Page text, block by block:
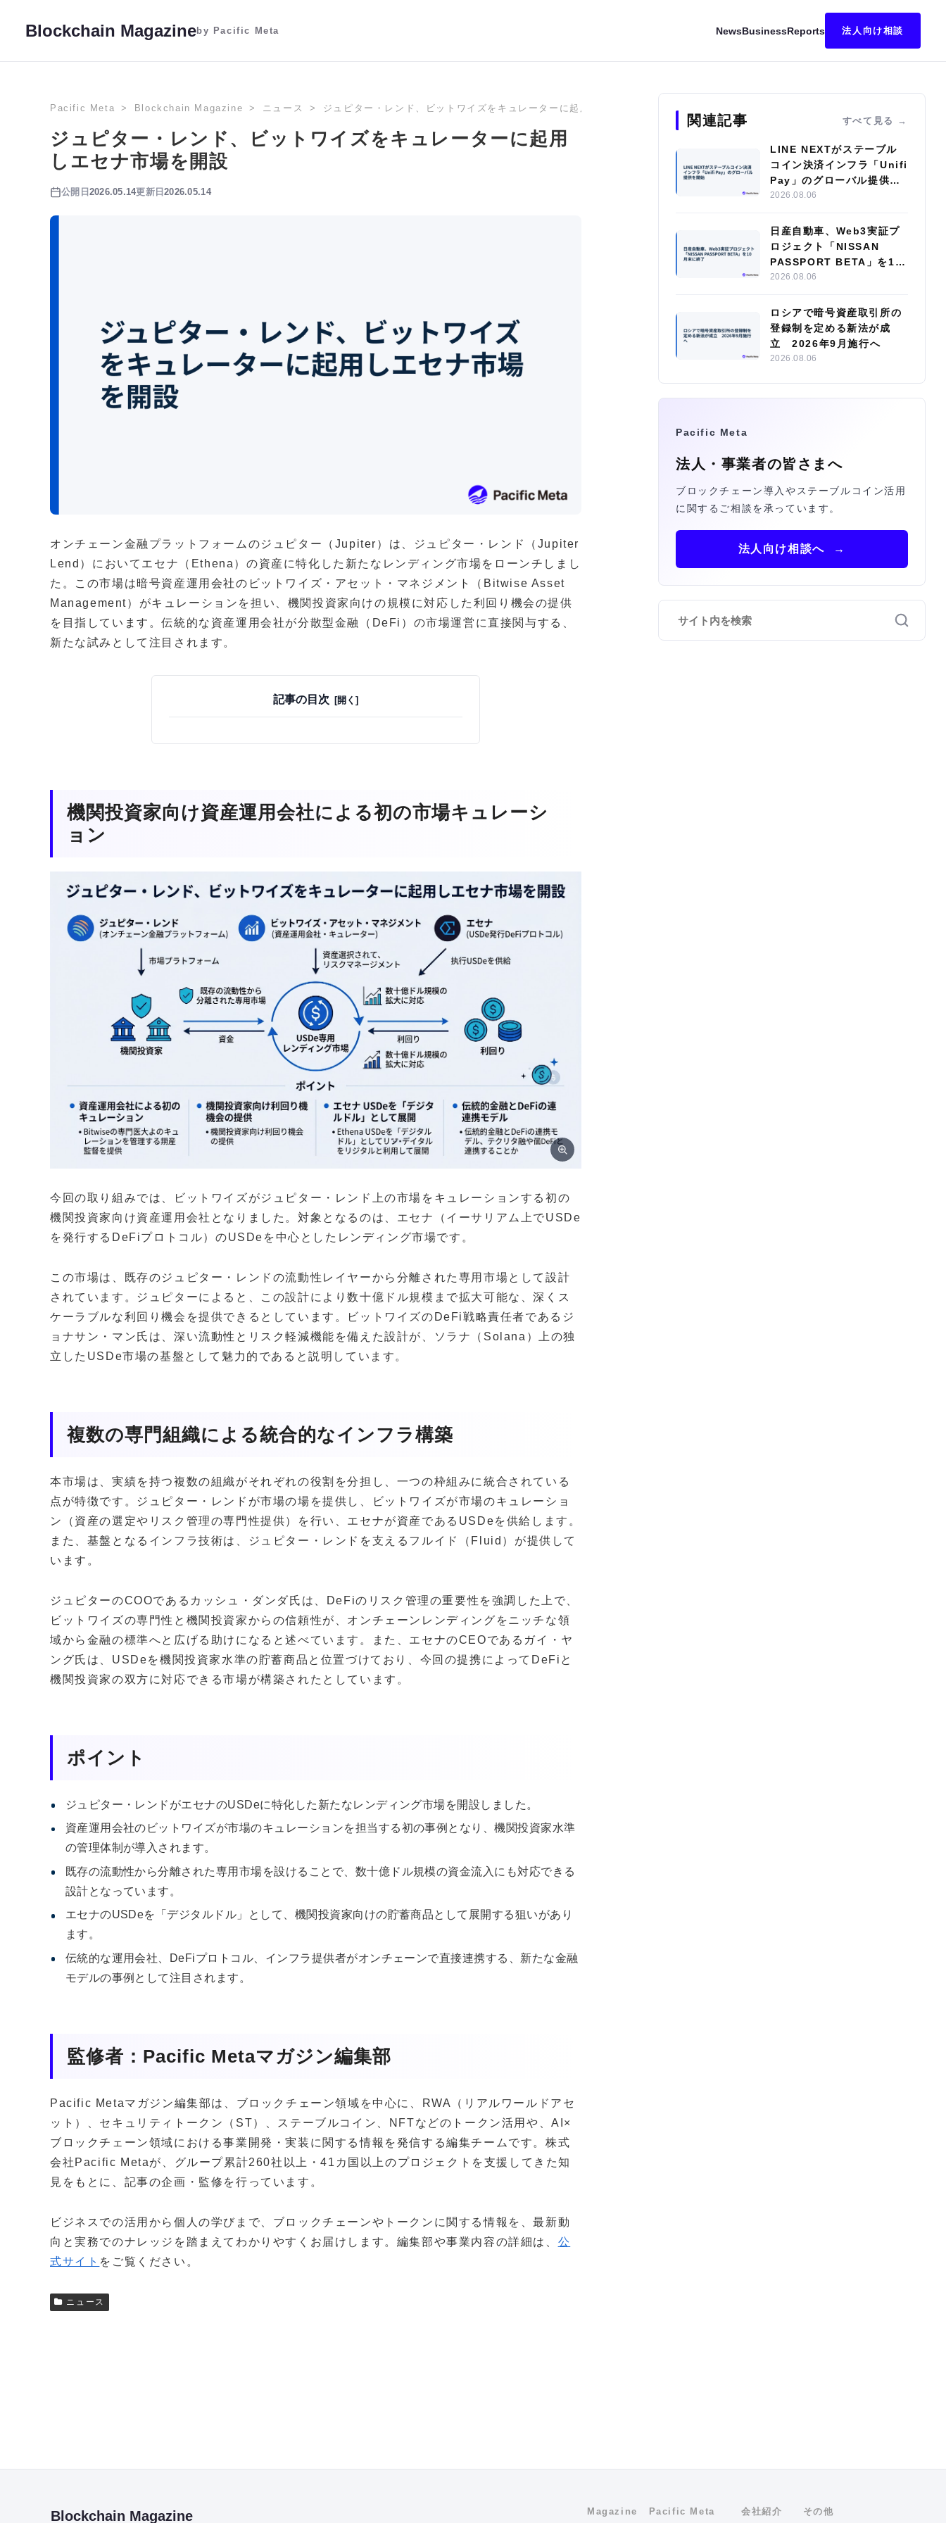
Blockchain Magazineby Pacific Meta NewsBusinessReports 法人向け相談
Pacific Meta Blockchain Magazine ニュース ジュピター・レンド、ビットワイズをキュレーターに起用しエセナ市場を開設
ジュピター・レンド、ビットワイズをキュレーターに起用
しエセナ市場を開設
公開日 2026.05.14更新日2026.05.14
オンチェーン金融プラットフォームのジュピター（Jupiter）は、ジュピター・レンド（Jupiter
Lend）においてエセナ（Ethena）の資産に特化した新たなレンディング市場をローンチしまし
た。この市場は暗号資産運用会社のビットワイズ・アセット・マネジメント（Bitwise Asset
Management）がキュレーションを担い、機関投資家向けの規模に対応した利回り機会の提供
を目指しています。伝統的な資産運用会社が分散型金融（DeFi）の市場運営に直接関与する、
新たな試みとして注目されます。
記事の目次
機関投資家向け資産運用会社による初の市場キュレーシ
ョン
今回の取り組みでは、ビットワイズがジュピター・レンド上の市場をキュレーションする初の
機関投資家向け資産運用会社となりました。対象となるのは、エセナ（イーサリアム上でUSDe
を発行するDeFiプロトコル）のUSDeを中心としたレンディング市場です。
この市場は、既存のジュピター・レンドの流動性レイヤーから分離された専用市場として設計
されています。ジュピターによると、この設計により数十億ドル規模まで拡大可能な、深くス
ケーラブルな利回り機会を提供できるとしています。ビットワイズのDeFi戦略責任者であるジ
ョナサン・マン氏は、深い流動性とリスク軽減機能を備えた設計が、ソラナ（Solana）上の独
立したUSDe市場の基盤として魅力的であると説明しています。
複数の専門組織による統合的なインフラ構築
本市場は、実績を持つ複数の組織がそれぞれの役割を分担し、一つの枠組みに統合されている
点が特徴です。ジュピター・レンドが市場の場を提供し、ビットワイズが市場のキュレーショ
ン（資産の選定やリスク管理の専門性提供）を行い、エセナが資産であるUSDeを供給します。
また、基盤となるインフラ技術は、ジュピター・レンドを支えるフルイド（Fluid）が提供して
います。
ジュピターのCOOであるカッシュ・ダンダ氏は、DeFiのリスク管理の重要性を強調した上で、
ビットワイズの専門性と機関投資家からの信頼性が、オンチェーンレンディングをニッチな領
域から金融の標準へと広げる助けになると述べています。また、エセナのCEOであるガイ・ヤ
ング氏は、USDeを機関投資家水準の貯蓄商品と位置づけており、今回の提携によってDeFiと
機関投資家の双方に対応できる市場が構築されたとしています。
ポイント
ジュピター・レンドがエセナのUSDeに特化した新たなレンディング市場を開設しました。
資産運用会社のビットワイズが市場のキュレーションを担当する初の事例となり、機関投資家水準
の管理体制が導入されます。
既存の流動性から分離された専用市場を設けることで、数十億ドル規模の資金流入にも対応できる
設計となっています。
エセナのUSDeを「デジタルドル」として、機関投資家向けの貯蓄商品として展開する狙いがあり
ます。
伝統的な運用会社、DeFiプロトコル、インフラ提供者がオンチェーンで直接連携する、新たな金融
モデルの事例として注目されます。
監修者：Pacific Metaマガジン編集部
Pacific Metaマガジン編集部は、ブロックチェーン領域を中心に、RWA（リアルワールドアセ
ット）、セキュリティトークン（ST）、ステーブルコイン、NFTなどのトークン活用や、AI×
ブロックチェーン領域における事業開発・実装に関する情報を発信する編集チームです。株式
会社Pacific Metaが、グループ累計260社以上・41カ国以上のプロジェクトを支援してきた知
見をもとに、記事の企画・監修を行っています。
ビジネスでの活用から個人の学びまで、ブロックチェーンやトークンに関する情報を、最新動
向と実務でのナレッジを踏まえてわかりやすくお届けします。編集部や事業内容の詳細は、 公
式サイト をご覧ください。
ニュース
関連記事 すべて見る
LINE NEXTがステーブル
コイン決済インフラ「Unifi
Pay」のグローバル提供を
開始
2026.08.06
日産自動車、Web3実証プ
ロジェクト「NISSAN
PASSPORT BETA」を10
月末に終了
2026.08.06
ロシアで暗号資産取引所の
登録制を定める新法が成
立 2026年9月施行へ
2026.08.06
Pacific Meta
法人・事業者の皆さまへ
ブロックチェーン導入やステーブルコイン活用
に関するご相談を承っています。
法人向け相談へ
Blockchain Magazine Magazine Pacific Meta 会社紹介 その他